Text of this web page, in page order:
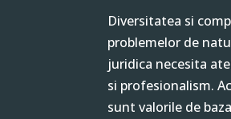
Diversitatea si
problemelor de
juridica necesita
si profesionalism.
sunt valorile de